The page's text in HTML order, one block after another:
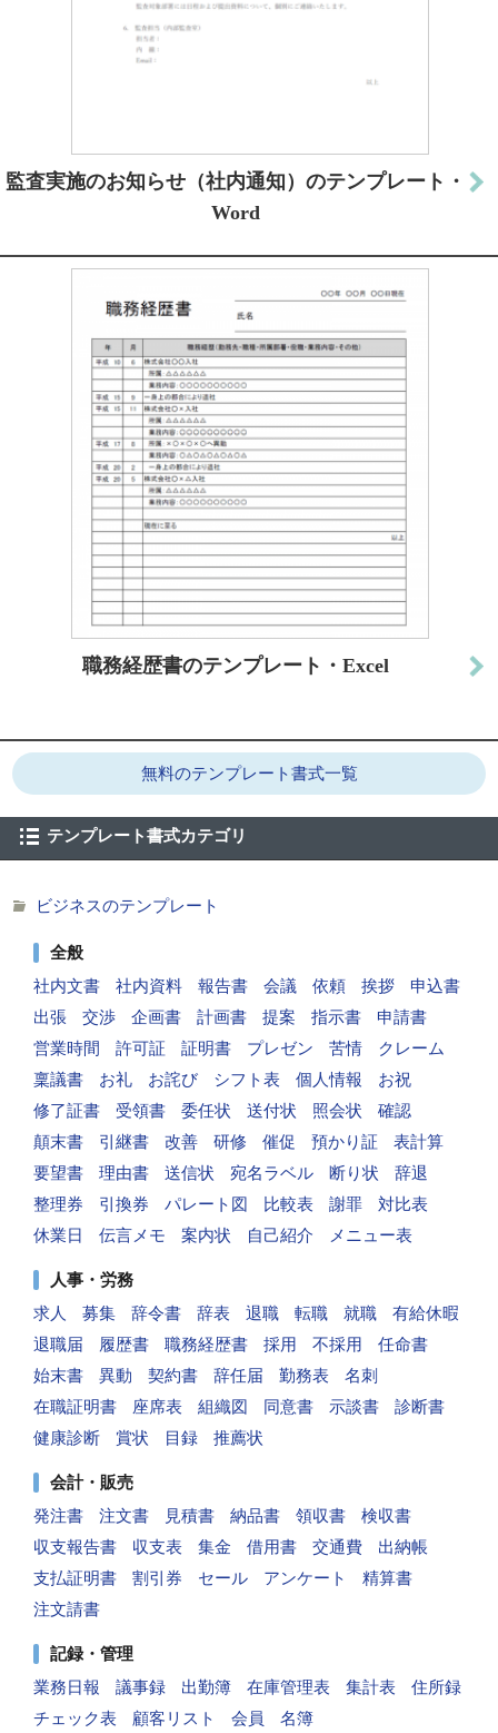
監査実施のお知らせ（社内通知）のテンプレート・
Word
職務経歴書のテンプレート・Excel
無料のテンプレート書式一覧
テンプレート書式カテゴリ
ビジネスのテンプレート
全般
社内文書
社内資料 報告書 会議 依頼 挨拶
申込書
出張
交渉 企画書 計画書 提案 指示書
申請書
営業時間
許可証 証明書 プレゼン 苦情
クレーム
稟議書
お礼 お詫び シフト表 個人情報
お祝
修了証書
受領書 委任状 送付状 照会状
確認
顛末書
引継書 改善 研修 催促 預かり証
表計算
要望書
理由書 送信状 宛名ラベル 断り状
辞退
整理券
引換券 パレート図 比較表 謝罪
対比表
休業日
伝言メモ 案内状 自己紹介 メニュー表
人事・労務
求人
募集 辞令書 辞表 退職 転職 就職
有給休暇
退職届
履歴書 職務経歴書 採用 不採用
任命書
始末書
異動 契約書 辞任届 勤務表
名刺
在職証明書
座席表 組織図 同意書 示談書
診断書
健康診断
賞状 目録 推薦状
会計・販売
発注書
注文書 見積書 納品書 領収書
検収書
収支報告書
収支表 集金 借用書 交通費
出納帳
支払証明書
割引券 セール アンケート
精算書
注文請書
記録・管理
業務日報
議事録 出勤簿 在庫管理表 集計表
住所録
チェック表
顧客リスト 会員 名簿